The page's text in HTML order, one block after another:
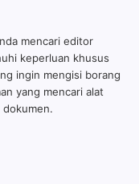
mencari editor
keperluan khusus
ingin mengisi borang
yang mencari alat